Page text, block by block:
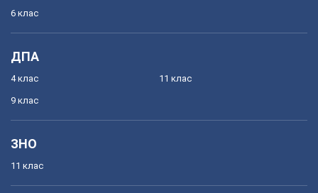
6 клас
ДПА
4 клас
9 клас
11 клас
ЗНО
11 клас